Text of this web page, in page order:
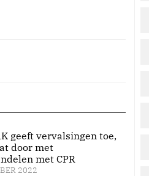
geeft vervalsingen toe,
door met
met CPR
2022